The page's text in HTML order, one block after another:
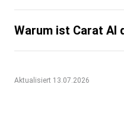
Warum ist Carat AI
Aktualisiert 13.07.2026